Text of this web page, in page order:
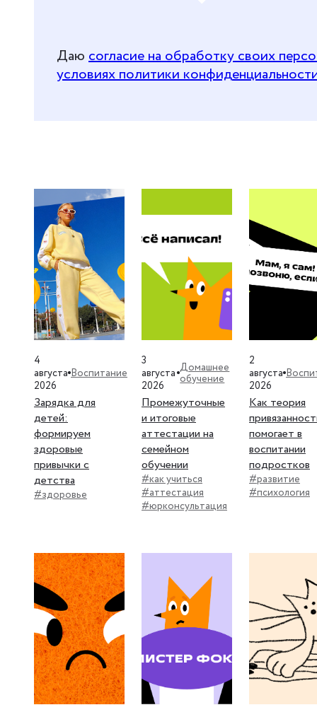
Даю согласие на обработку своих
условиях политики
4
августа
2026
Воспитание
Зарядка для
детей:
формируем
здоровые
привычки с
детства
#здоровье
3
августа
2026
Домашнее
обучение
Промежуточные
и итоговые
аттестации на
семейном
обучении
#как учиться
#аттестация
#юрконсультация
2
августа
2026
Как теория
помогает в
воспитании
подростков
#развитие
#психология